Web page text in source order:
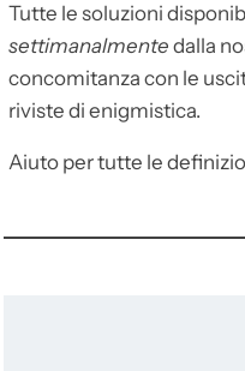
Tutte le soluzioni
settimanalmente dalla
concomitanza con le
riviste di enigmistica.
Aiuto per tutte le